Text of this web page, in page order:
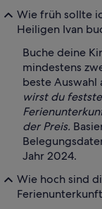
Wie früh sollte
Heiligen Ivan
Buche deine
mindestens
beste Auswahl
wirst du
der Preis.
Jahr 2024.
Wie hoch sind